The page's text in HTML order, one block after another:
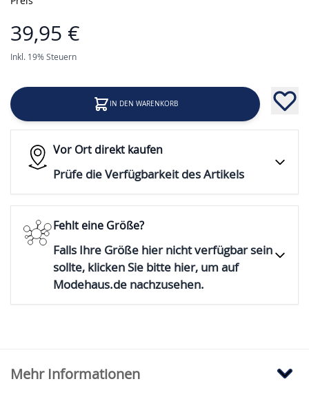
39,95 €
Inkl. 19% Steuern
IN DEN WARENKORB
Vor Ort direkt kaufen
Prüfe die Verfügbarkeit des Artikels
Fehlt eine Größe?
Falls Ihre Größe hier nicht verfügbar sein
sollte, klicken Sie bitte hier, um auf
Modehaus.de nachzusehen.
Mehr Informationen